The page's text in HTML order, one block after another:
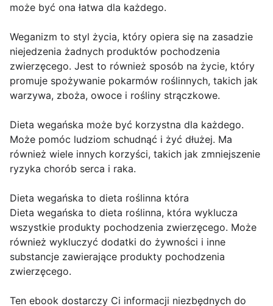
może być ona łatwa dla każdego.
Weganizm to styl życia, który opiera się na zasadzie
niejedzenia żadnych produktów pochodzenia
zwierzęcego. Jest to również sposób na życie, który
promuje spożywanie pokarmów roślinnych, takich jak
warzywa, zboża, owoce i rośliny strączkowe.
Dieta wegańska może być korzystna dla każdego.
Może pomóc ludziom schudnąć i żyć dłużej. Ma
również wiele innych korzyści, takich jak zmniejszenie
ryzyka chorób serca i raka.
Dieta wegańska to dieta roślinna która
Dieta wegańska to dieta roślinna, która wyklucza
wszystkie produkty pochodzenia zwierzęcego. Może
również wykluczyć dodatki do żywności i inne
substancje zawierające produkty pochodzenia
zwierzęcego.
Ten ebook dostarczy Ci informacji niezbędnych do